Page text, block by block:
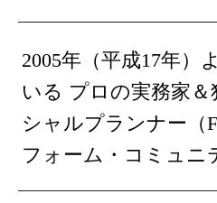
2005年（平成17年）
いる プロの実務家
シャルプランナー（
フォーム・コミュニ